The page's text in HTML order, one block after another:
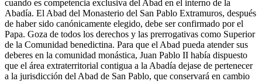
cuando es competencia exclusiva del Abad en el interno de la
Abadía. El Abad del Monasterio del San Pablo Extramuros, después
de haber sido canónicamente elegido, debe ser confirmado por el
Papa. Goza de todos los derechos y las prerrogativas como Superior
de la Comunidad benedictina. Para que el Abad pueda atender sus
deberes en la comunidad monástica, Juan Pablo II había dispuesto
que el área extraterritorial contigua a la Abadía dejase de pertenecer
a la jurisdicción del Abad de San Pablo, que conservará en cambio